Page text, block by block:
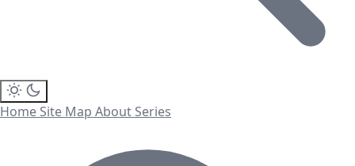
Home Site Map About Series